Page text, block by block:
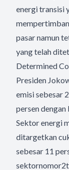
energi transisi
pasar namun
yang telah
Determined
Presiden
emisi sebesar
persen dengan
Sektor energi
ditargetkan
sebesar 11